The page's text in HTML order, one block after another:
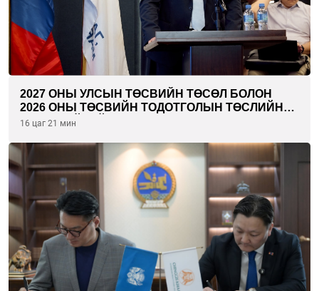
2027 ОНЫ УЛСЫН ТӨСВИЙН ТӨСӨЛ БОЛОН
2026 ОНЫ ТӨСВИЙН ТОДОТГОЛЫН ТӨСЛИЙН
ОЛОН НИЙТИЙН ХЭЛЭЛЦҮҮЛЭГ БОЛЛОО
16 цаг 21 мин